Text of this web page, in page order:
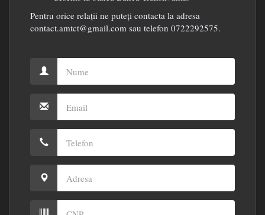
Pentru orice relații ne puteți contacta la adresa
contact.amtct@gmail.com sau telefon 0722292575.